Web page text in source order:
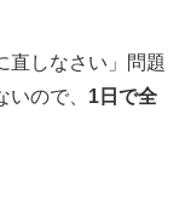
直しなさい」問題
ので、 1日で全